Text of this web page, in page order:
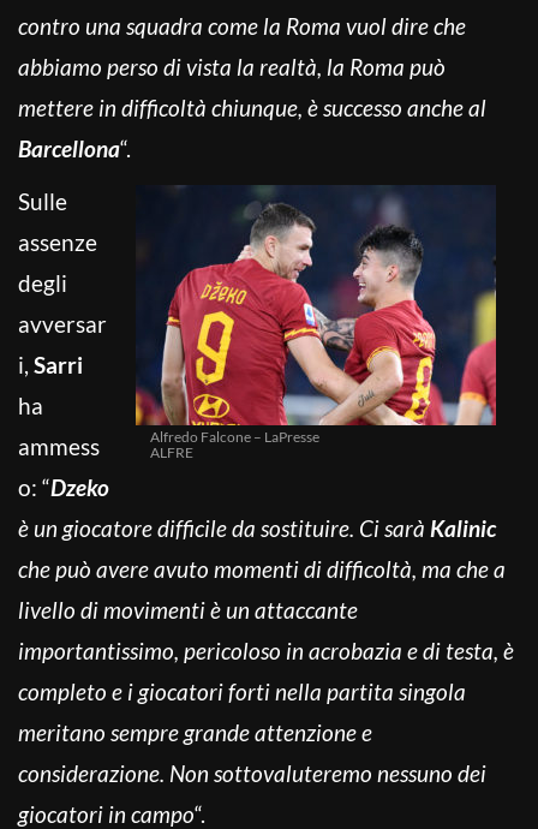
contro una squadra come la Roma vuol dire che
abbiamo perso di vista la realtà, la Roma può
mettere in difficoltà chiunque, è successo anche al
Barcellona“.
Alfredo Falcone – LaPresse
ALFRE
Sulle
assenze
degli
avversar
i, Sarri
ha
ammess
o: “Dzeko
è un giocatore difficile da sostituire. Ci sarà Kalinic
che può avere avuto momenti di difficoltà, ma che a
livello di movimenti è un attaccante
importantissimo, pericoloso in acrobazia e di testa, è
completo e i giocatori forti nella partita singola
meritano sempre grande attenzione e
considerazione. Non sottovaluteremo nessuno dei
giocatori in campo“.